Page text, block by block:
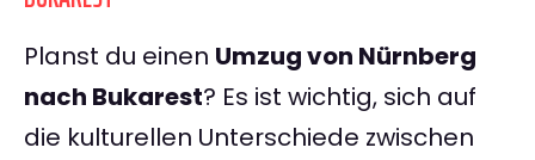
Planst du einen Umzug von Nürnberg
nach Bukarest? Es ist wichtig, sich auf
die kulturellen Unterschiede zwischen